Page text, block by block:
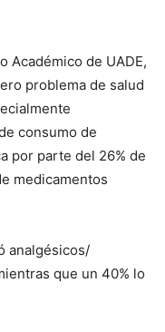
Académico de UADE,
problema de salud
consumo de
por parte del 26% de
medicamentos
analgésicos/
que un 40% lo